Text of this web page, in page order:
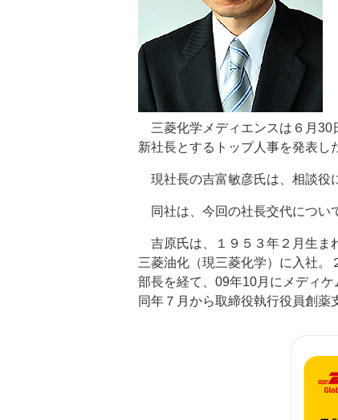
三菱化学メディエンスは６月30
新社長とするトップ人事を発表し
現社長の吉富敏彦氏は、相談役
同社は、今回の社長交代につい
吉原氏は、１９５３年２月生ま
三菱油化（現三菱化学）に入社
部長を経て、09年10月にメディケ
同年７月から取締役執行役員創薬